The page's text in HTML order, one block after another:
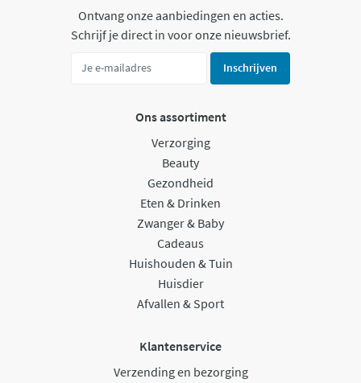
Ontvang onze aanbiedingen en acties.
Schrijf je direct in voor onze nieuwsbrief.
Inschrijven
Ons assortiment
Verzorging
Beauty
Gezondheid
Eten & Drinken
Zwanger & Baby
Cadeaus
Huishouden & Tuin
Huisdier
Afvallen & Sport
Klantenservice
Verzending en bezorging